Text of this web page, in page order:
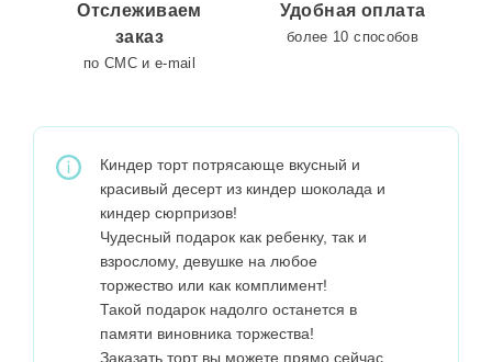
Отслеживаем
заказ
по СМС и e-mail
Удобная оплата
более 10 способов
Киндер торт потрясающе вкусный и
красивый десерт из киндер шоколада и
киндер сюрпризов!
Чудесный подарок как ребенку, так и
взрослому, девушке на любое
торжество или как комплимент!
Такой подарок надолго останется в
памяти виновника торжества!
Заказать торт вы можете прямо сейчас